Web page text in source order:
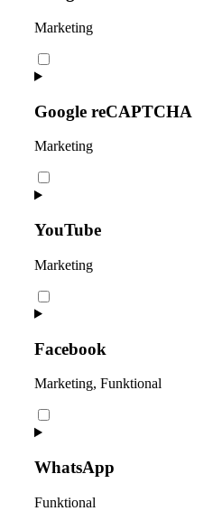
Marketing
Consent
to
google-
fonts
Google reCAPTCHA
Marketing
Consent
to
google-
recaptcha
YouTube
Marketing
Consent
to
youtube
Facebook
Marketing, Funktional
Consent
to
facebook
WhatsApp
Funktional